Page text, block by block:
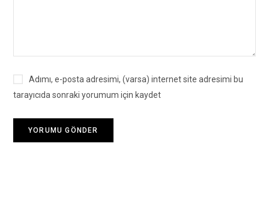
Adımı, e-posta adresimi, (varsa) internet site adresimi bu
tarayıcıda sonraki yorumum için kaydet